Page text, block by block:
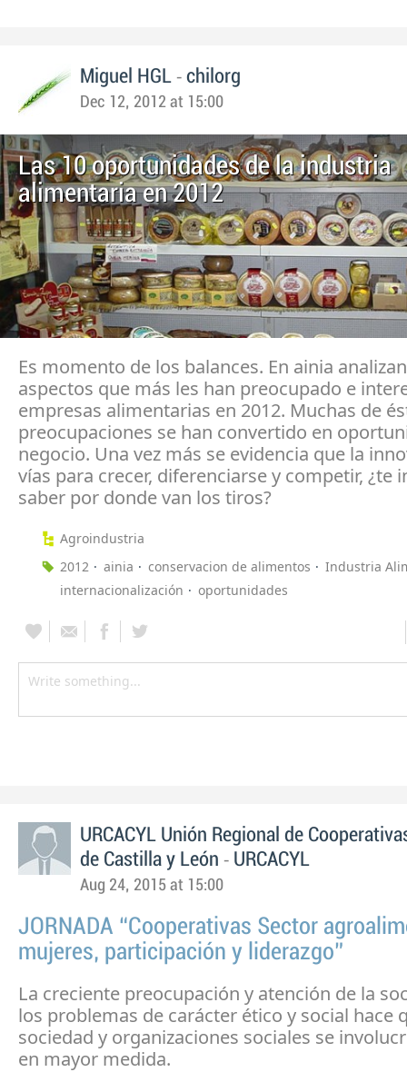
Miguel HGL - chilorg
Dec 12, 2012 at 15:00
Las 10 oportunidades de la industria
alimentaria en 2012
Es momento de los balances. En ainia
aspectos que más les han preocupado e
empresas alimentarias en 2012. Muchas de
preocupaciones se han convertido en
negocio. Una vez más se evidencia que la
vías para crecer, diferenciarse y competir, ¿te
saber por donde van los tiros?
Agroindustria
2012
ainia conservacion de alimentos
Industria
internacionalización
oportunidades
URCACYL Unión Regional de
de Castilla y León - URCACYL
Aug 24, 2015 at 15:00
JORNADA “Cooperativas Sector
mujeres, participación y liderazgo”
La creciente preocupación y atención de la
los problemas de carácter ético y social hace
sociedad y organizaciones sociales se
en mayor medida.